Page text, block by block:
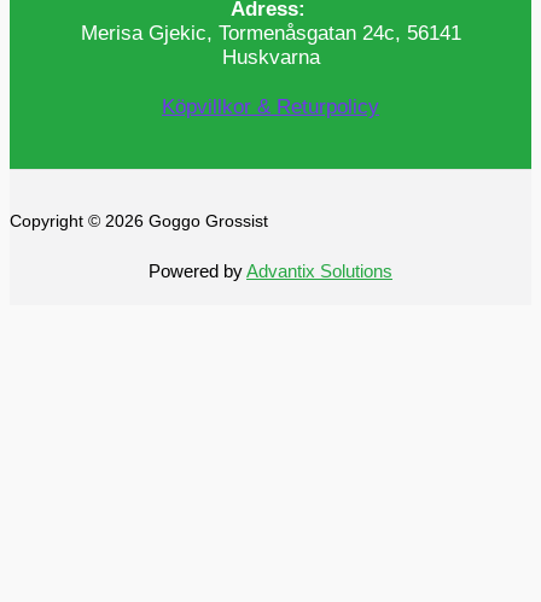
Adress:
Merisa Gjekic, Tormenåsgatan 24c, 56141
Huskvarna
Köpvillkor & Returpolicy
Copyright © 2026 Goggo Grossist
Powered byAdvantix Solutions